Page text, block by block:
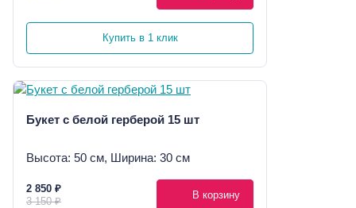
Купить в 1 клик
Букет с белой герберой 15 шт
Высота: 50 см, Ширина: 30 см
2 850 ₽
3 150 ₽
В корзину